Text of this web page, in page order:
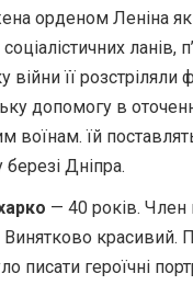
орденом Леніна
ланів,
війни її розстріляли
допомогу в
воїнам. їй
Дніпра.
— 40 років. Член
Винятково красивий.
писати героїчні